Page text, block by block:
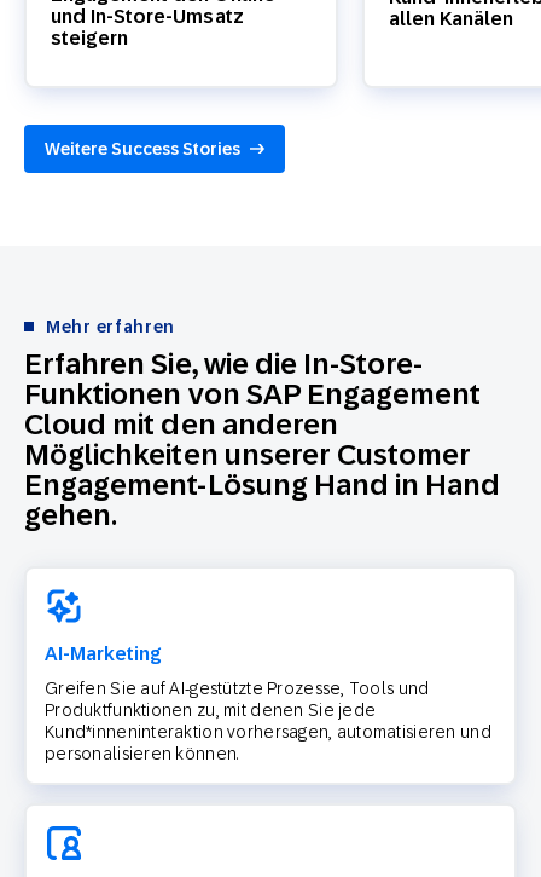
und In-Store-Umsatz
steigern
allen Kanälen
Weitere Success Stories
Erfahren Sie, wie die In-Store-
Funktionen von SAP Engagement
Cloud mit den anderen
Möglichkeiten unserer Customer
Engagement-Lösung Hand in Hand
gehen.
Mehr erfahren
AI-Marketing
Greifen Sie auf AI-gestützte Prozesse, Tools und
Produktfunktionen zu, mit denen Sie jede
Kund*inneninteraktion vorhersagen, automatisieren und
personalisieren können.